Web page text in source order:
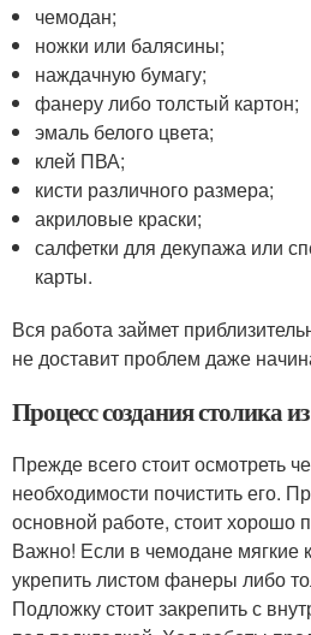
чемодан;
ножки или балясины;
наждачную бумагу;
фанеру либо толстый картон;
эмаль белого цвета;
клей ПВА;
кисти различного размера;
акриловые краски;
салфетки для декупажа или
карты.
Вся работа займет
не доставит проблем даже
Процесс создания столика
Прежде всего стоит осмотреть
необходимости почистить его.
основной работе, стоит хорошо
Важно! Если в чемодане мягкие
укрепить листом фанеры либо
Подложку стоит закрепить с